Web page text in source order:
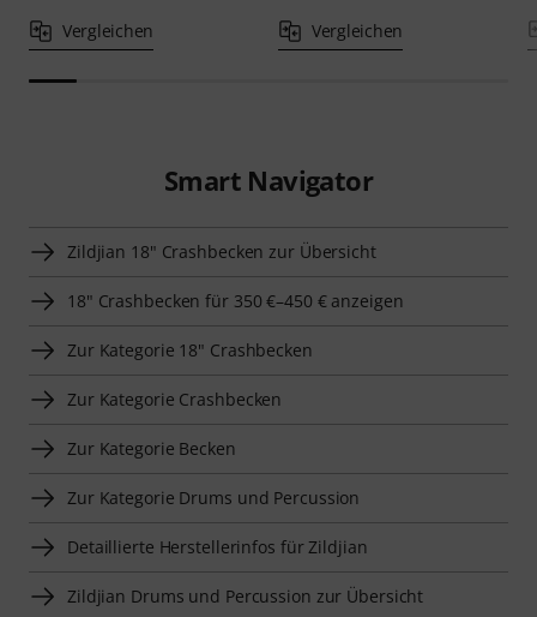
Vergleichen Vergleichen
Smart Navigator
Zildjian 18" Crashbecken zur Übersicht
18" Crashbecken für 350 €–450 € anzeigen
Zur Kategorie 18" Crashbecken
Zur Kategorie Crashbecken
Zur Kategorie Becken
Zur Kategorie Drums und Percussion
Detaillierte Herstellerinfos für Zildjian
Zildjian Drums und Percussion zur Übersicht